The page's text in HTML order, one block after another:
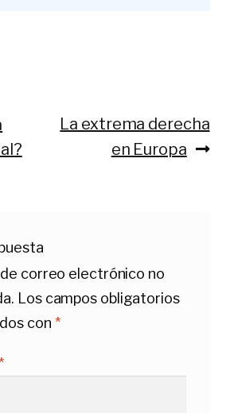
Siguiente:
La extrema derecha
en Europa
correo electrónico no
Los campos obligatorios
con *